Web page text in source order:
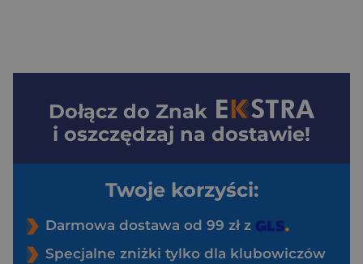
Dołącz do Znak
i oszczędzaj na dostawie!
Twoje korzyści:
Darmowa dostawa od 99 zł z
Specjalne zniżki tylko dla klubowiczów